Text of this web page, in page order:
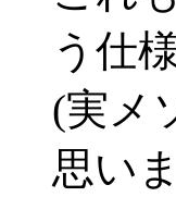
う仕
(実メ
思い